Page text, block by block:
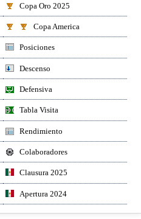
Copa Oro 2025
Copa America
Posiciones
Descenso
Defensiva
Tabla Visita
Rendimiento
Colaboradores
Clausura 2025
Apertura 2024